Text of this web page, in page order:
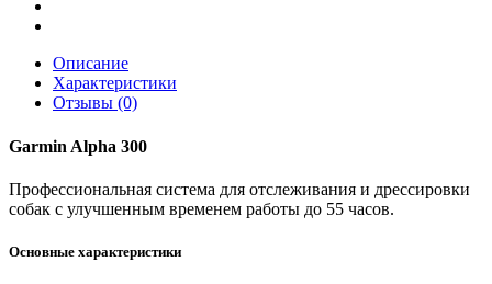
Описание
Характеристики
Отзывы (0)
Garmin Alpha 300
Профессиональная система для отслеживания и дрессировки
собак с улучшенным временем работы до 55 часов.
Основные характеристики